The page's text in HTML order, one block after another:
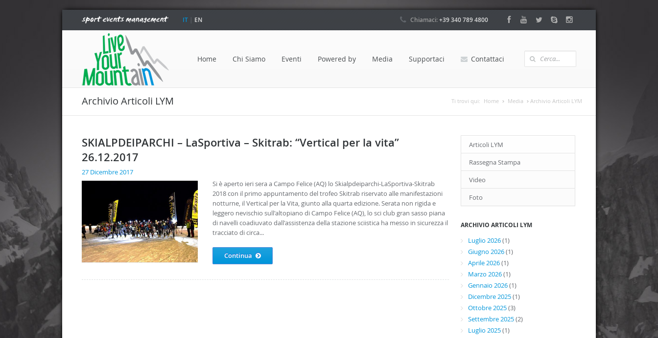
IT | EN Chiamaci:+39 340 789 4800
Home Chi Siamo Eventi Powered by Media Supportaci Contattaci
Archivio Articoli LYM Ti trovi qui: Home Media Archivio Articoli LYM
SKIALPDEIPARCHI – LaSportiva – Skitrab: “Vertical per la vita”
26.12.2017
27 Dicembre 2017
Si è aperto ieri sera a Campo Felice (AQ) lo Skialpdeiparchi-LaSportiva-Skitrab
2018 con il primo appuntamento del trofeo Skitrab riservato alle manifestazioni
notturne, il Vertical per la Vita, giunto alla quarta edizione. Serata non rigida e
leggero nevischio sull'altopiano di Campo Felice (AQ), lo sci club gran sasso piana
di navelli coadiuvato dall'assistenza della stazione sciistica ha messo in sicurezza il
tracciato di circa...
Continua
Articoli LYM
Rassegna Stampa
Video
Foto
ARCHIVIO ARTICOLI LYM
Luglio 2026(1)
Giugno 2026(1)
Aprile 2026(1)
Marzo 2026(1)
Gennaio 2026(1)
Dicembre 2025(1)
Ottobre 2025(3)
Settembre 2025(2)
Luglio 2025(1)